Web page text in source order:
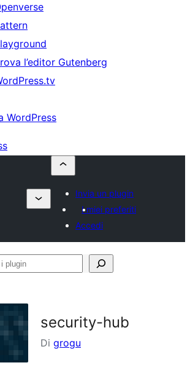
l’editor Gutenberg
WordPress
Invia un plugin
I miei preferiti
Accedi
security-hub
Di grogu